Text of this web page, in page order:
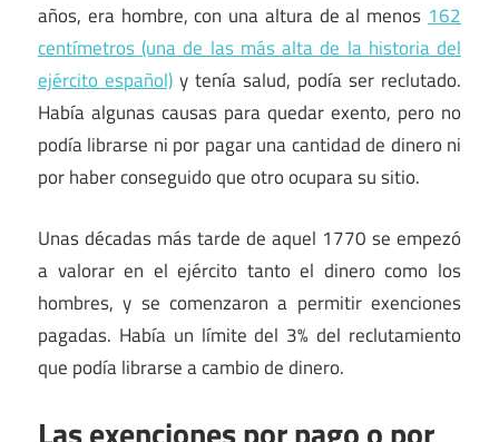
años, era hombre, con una altura de al menos 162
centímetros (una de las más alta de la historia del
ejército español) y tenía salud, podía ser reclutado.
Había algunas causas para quedar exento, pero no
podía librarse ni por pagar una cantidad de dinero ni
por haber conseguido que otro ocupara su sitio.
Unas décadas más tarde de aquel 1770 se empezó
a valorar en el ejército tanto el dinero como los
hombres, y se comenzaron a permitir exenciones
pagadas. Había un límite del 3% del reclutamiento
que podía librarse a cambio de dinero.